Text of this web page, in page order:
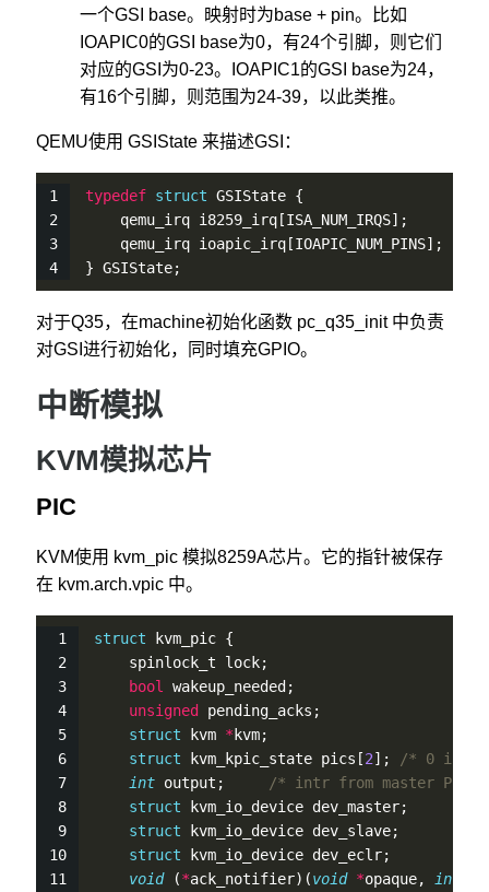
一个GSI base。映射时为base + pin。比如
IOAPIC0的GSI base为0，有24个引脚，则它们
对应的GSI为0-23。IOAPIC1的GSI base为24，
有16个引脚，则范围为24-39，以此类推。
QEMU使用 GSIState 来描述GSI：
typedef struct GSIState {
    qemu_irq i8259_irq[ISA_NUM_IRQS];
    qemu_irq ioapic_irq[IOAPIC_NUM_PINS];
} GSIState;
对于Q35，在machine初始化函数 pc_q35_init 中负责
对GSI进行初始化，同时填充GPIO。
中断模拟
KVM模拟芯片
PIC
KVM使用 kvm_pic 模拟8259A芯片。它的指针被保存
在 kvm.arch.vpic 中。
struct kvm_pic {
    spinlock_t lock;
bool
wakeup_needed;
unsigned
pending_acks;
struct kvm * kvm;
struct kvm_kpic_state pics[2];
/* 0 is
int output;
/* intr from master PIC
struct
struct
struct
void (*ack_notifier)(void *opaque, int